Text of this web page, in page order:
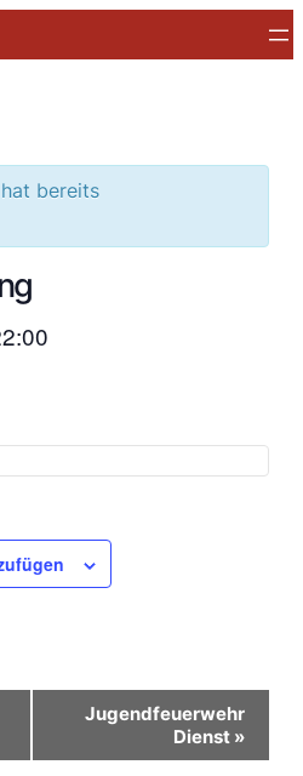
bereits
Jugendfeuerwehr
Dienst »